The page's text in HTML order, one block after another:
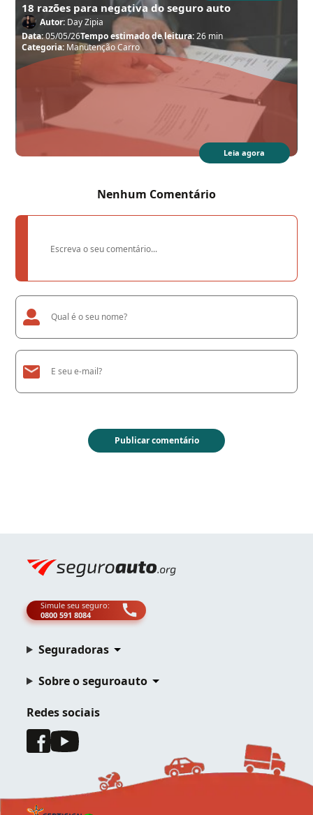
18 razões para negativa do seguro auto
Autor: Day Zipia
Data:05/05/26Tempo estimado de leitura:26 min
Categoria: Manutenção Carro
Leia agora
Nenhum Comentário
Seguradoras
Sobre o seguroauto
Redes sociais
Simule seu seguro:
0800 591 8084